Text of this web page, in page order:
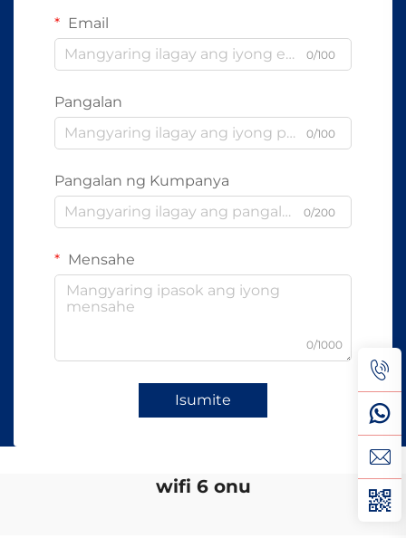
Email
0/100
Pangalan
0/100
Pangalan ng Kumpanya
0/200
Mensahe
0/1000
Isumite
wifi 6 onu